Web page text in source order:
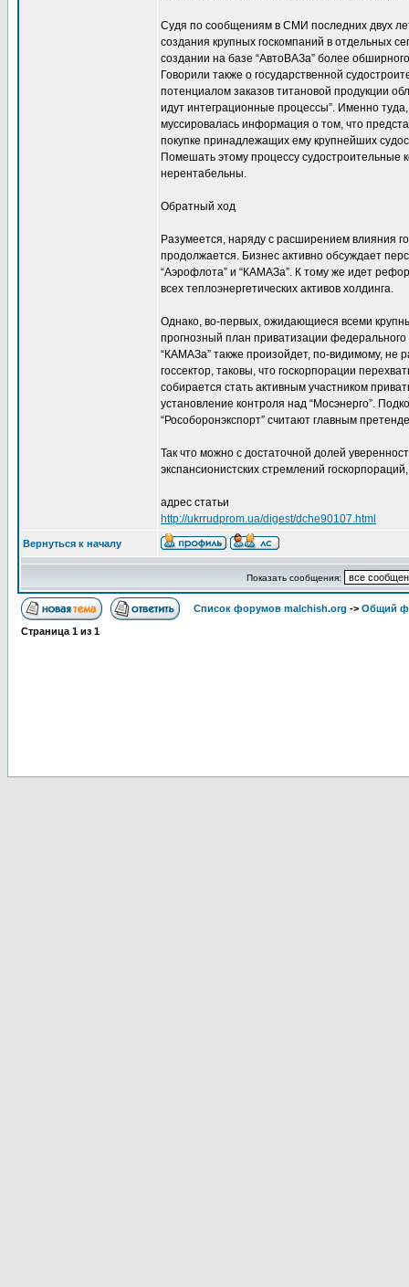
Судя по сообщениям в СМИ последних двух
создания крупных госкомпаний в отдельных
создании на базе “АвтоВАЗа” более
Говорили также о государственной
потенциалом заказов титановой продукции
идут интеграционные процессы”. Именно
муссировалась информация о том, что
покупке принадлежащих ему крупнейших
Помешать этому процессу судостроительные
нерентабельны.
Обратный ход
Разумеется, наряду с расширением влияния
продолжается. Бизнес активно обсуждает
“Аэрофлота” и “КАМАЗа”. К тому же идет
всех теплоэнергетических активов холдинга.
Однако, во-первых, ожидающиеся всеми
прогнозный план приватизации федерального
“КАМАЗа” также произойдет, по-видимому, не
госсектор, таковы, что госкорпорации
собирается стать активным участником
установление контроля над “Мосэнерго”.
“Рособоронэкспорт” считают главным
Так что можно с достаточной долей
экспансионистских стремлений
адрес статьи
http://ukrrudprom.ua/digest/dche90107.html
Вернуться к началу
Показать сообщения:
Список форумов malchish.org -> Общий
Страница 1 из 1